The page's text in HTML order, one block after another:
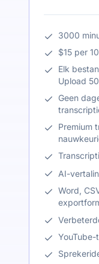
3000
$15 per
Elk
Upload
Geen
Premium
AI-
Word,